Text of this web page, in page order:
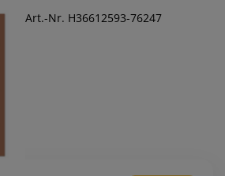
Art.-Nr. H36612593-76247